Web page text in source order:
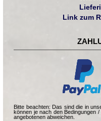
Link zum
Bitte beachten: Das sind die in
können je nach den Bedingungen
angebotenen abweichen.